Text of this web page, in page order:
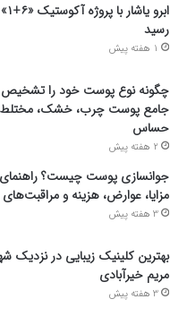
رسید
1 هفته پیش
چگونه نوع پوست خود را تشخیص
جامع پوست چرب، خشک،
حساس
2 هفته پیش
جوانسازی پوست چیست؟
مزایا، عوارض، هزینه و
3 هفته پیش
بهترین کلینیک زیبایی در نزدیک
مریم خیرآبادی
3 هفته پیش